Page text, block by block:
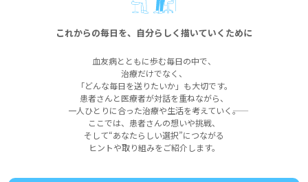
これからの毎日を、自分らしく描いていくために
血友病とともに歩む毎日の中で、
治療だけでなく、
「どんな毎日を送りたいか」も大切です。
患者さんと医療者が対話を重ねながら、
一人ひとりに合った治療や生活を考えていく――。
ここでは、患者さんの想いや挑戦、
そして“あなたらしい選択”につながる
ヒントや取り組みをご紹介します。